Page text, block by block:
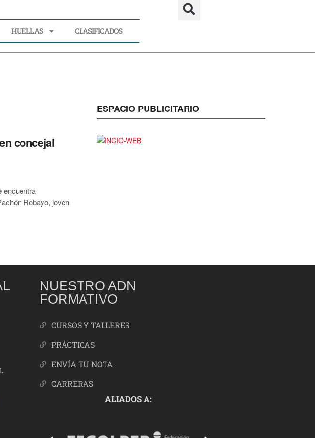
HUELLAS CLASIFICADOS
concejal
encuentra
Robayo, joven
ESPACIO PUBLICITARIO
NUESTRO ADN
FORMATIVO
CURSOS Y TALLERES
PRÁCTICAS
ENVÍA TU NOTA
CARRERAS
ALIADOS A: